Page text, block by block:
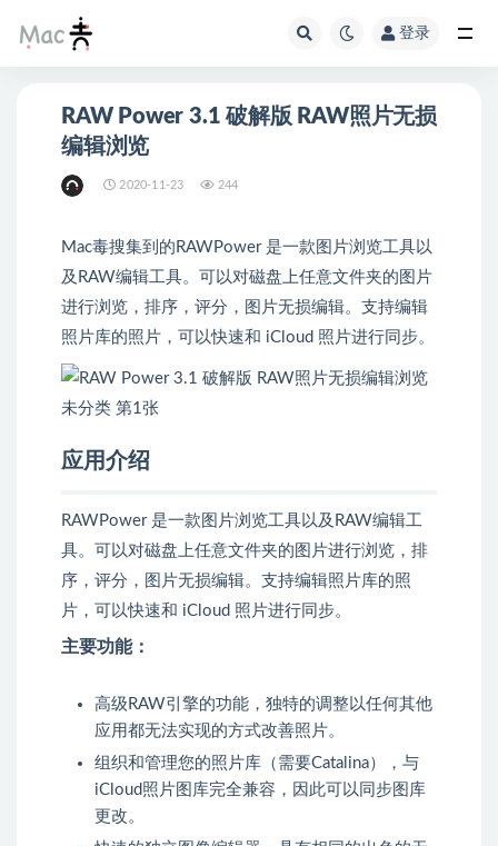
登录
RAW Power 3.1 破解版 RAW照片无损
编辑浏览
2020-11-23 244
Mac毒搜集到的RAWPower 是一款图片浏览工具以
及RAW编辑工具。可以对磁盘上任意文件夹的图片
进行浏览，排序，评分，图片无损编辑。支持编辑
照片库的照片，可以快速和 iCloud 照片进行同步。
应用介绍
RAWPower 是一款图片浏览工具以及RAW编辑工
具。可以对磁盘上任意文件夹的图片进行浏览，排
序，评分，图片无损编辑。支持编辑照片库的照
片，可以快速和 iCloud 照片进行同步。
主要功能：
高级RAW引擎的功能，独特的调整以任何其他
应用都无法实现的方式改善照片。
组织和管理您的照片库（需要Catalina），与
iCloud照片图库完全兼容，因此可以同步图库
更改。